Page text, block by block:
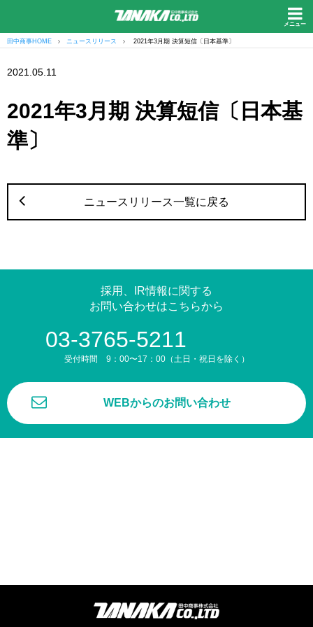
メニュー
田中商事HOME ニュースリリース 2021年3月期 決算短信〔日本基準〕
2021.05.11
2021年3月期 決算短信〔日本基
準〕
ニュースリリース一覧に戻る
採用、IR情報に関する
お問い合わせはこちらから
03-3765-5211
受付時間 9：00〜17：00（土日・祝日を除く）
WEBからのお問い合わせ